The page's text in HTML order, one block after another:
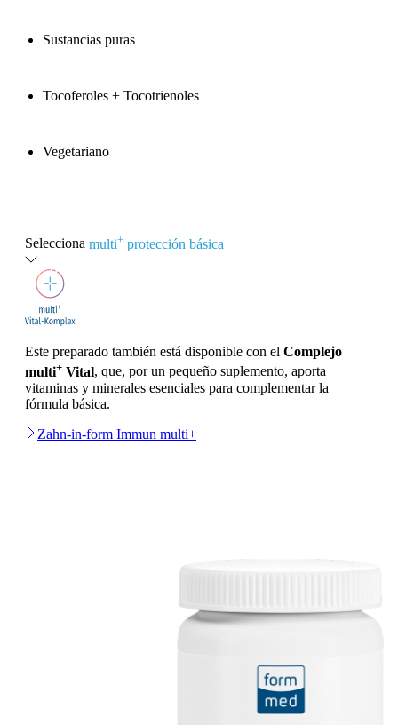
Sustancias puras
Tocoferoles + Tocotrienoles
Vegetariano
Selecciona multi+ protección básica
Este preparado también está disponible con el Complejo
multi+ Vital, que, por un pequeño suplemento, aporta
vitaminas y minerales esenciales para complementar la
fórmula básica.
Zahn-in-form Immun multi+